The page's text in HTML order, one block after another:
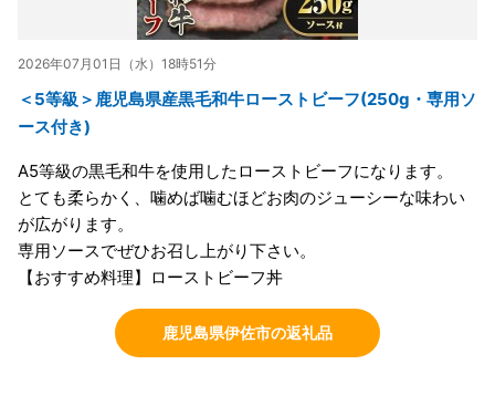
2026年07月01日（水）18時51分
＜5等級＞鹿児島県産黒毛和牛ローストビーフ(250g・専用ソ
ース付き)
A5等級の黒毛和牛を使用したローストビーフになります。
とても柔らかく、噛めば噛むほどお肉のジューシーな味わい
が広がります。
専用ソースでぜひお召し上がり下さい。
【おすすめ料理】ローストビーフ丼
鹿児島県伊佐市の返礼品